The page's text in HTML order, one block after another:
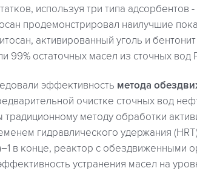
используя три типа адсорбентов -
продемонстрировал наилучшие
активированный уголь и
99% остаточных масел из сточных вод
эффективность метода
очистке сточных вод
традиционному методу обработки
гидравлического удержания
в конце, реактор с обездвиженными
устранения масел на